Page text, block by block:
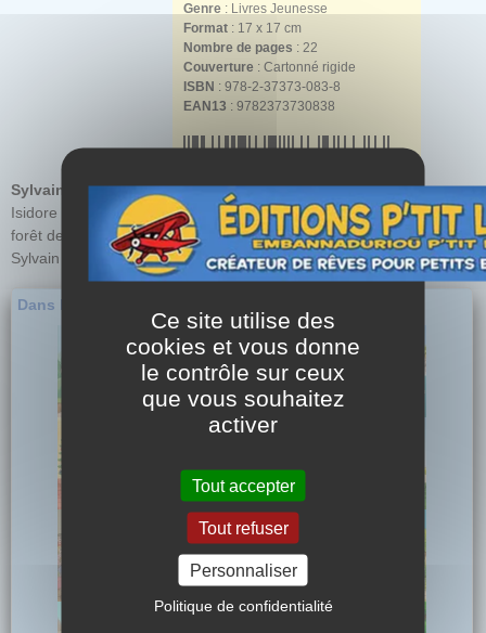
Genre: Livres Jeunesse
Format: 17 x 17 cm
Nombre de pages : 22
Couverture: Cartonné rigide
ISBN : 978-2-37373-083-8
EAN13 : 9782373730838
Sylvain et Sylvettejeunesse nouvelle aventure :
Isidore Tartalo a emmené ses amis faire une promenade dans la
forêt de Brocéliande où s'est déroulée la légende du roi Arthur.
Sylvain n'est pas prêt d'oublier la peur qu'il a eue !
Dans la même série...
Ce site utilise des
cookies et vous donne
le contrôle sur ceux
que vous souhaitez
activer
Tout accepter
Tout refuser
Personnaliser
Politique de confidentialité